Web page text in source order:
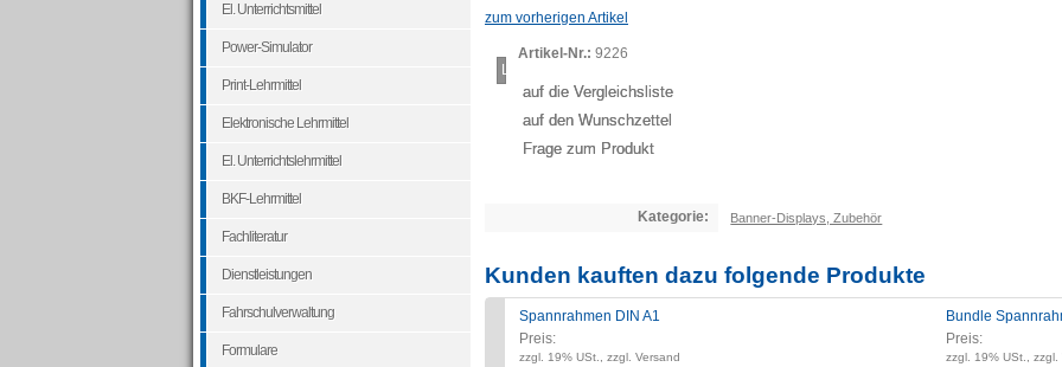
zum vorherigen Artikel
Loading...
Artikel-Nr.: 9226
auf die Vergleichsliste
auf den Wunschzettel
Frage zum Produkt
Kategorie: Banner-Displays, Zubehör
Kunden kauften dazu folgende Produkte
Spannrahmen DIN A1
Preis:
zzgl. 19% USt., zzgl. Versand
Bundle
Preis:
zzgl. 19% USt., zzgl.
El. Unterrichtsmittel
Power-Simulator
Print-Lehrmittel
Elektronische Lehrmittel
El. Unterrichtslehrmittel
BKF-Lehrmittel
Fachliteratur
Dienstleistungen
Fahrschulverwaltung
Formulare